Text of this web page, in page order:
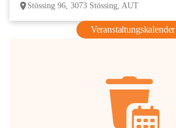
Stössing 96, 3073 Stössing, AUT
Veranstaltungskalender